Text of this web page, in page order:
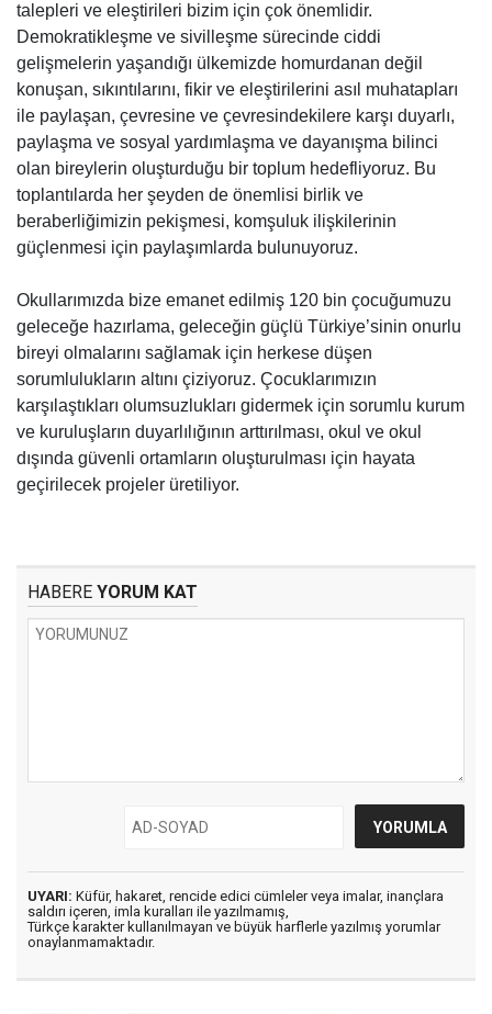
talepleri ve eleştirileri bizim için çok önemlidir.
Demokratikleşme ve sivilleşme sürecinde ciddi
gelişmelerin yaşandığı ülkemizde homurdanan değil
konuşan, sıkıntılarını, fikir ve eleştirilerini asıl muhatapları
ile paylaşan, çevresine ve çevresindekilere karşı duyarlı,
paylaşma ve sosyal yardımlaşma ve dayanışma bilinci
olan bireylerin oluşturduğu bir toplum hedefliyoruz. Bu
toplantılarda her şeyden de önemlisi birlik ve
beraberliğimizin pekişmesi, komşuluk ilişkilerinin
güçlenmesi için paylaşımlarda bulunuyoruz.
Okullarımızda bize emanet edilmiş 120 bin çocuğumuzu
geleceğe hazırlama, geleceğin güçlü Türkiye’sinin onurlu
bireyi olmalarını sağlamak için herkese düşen
sorumlulukların altını çiziyoruz. Çocuklarımızın
karşılaştıkları olumsuzlukları gidermek için sorumlu kurum
ve kuruluşların duyarlılığının arttırılması, okul ve okul
dışında güvenli ortamların oluşturulması için hayata
geçirilecek projeler üretiliyor.
HABERE YORUM KAT
UYARI: Küfür, hakaret, rencide edici cümleler veya imalar, inançlara
saldırı içeren, imla kuralları ile yazılmamış,
Türkçe karakter kullanılmayan ve büyük harflerle yazılmış yorumlar
onaylanmamaktadır.